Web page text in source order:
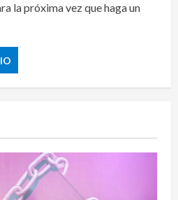
la próxima vez que haga un